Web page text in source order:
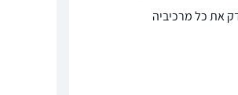
את כל מרכיביה